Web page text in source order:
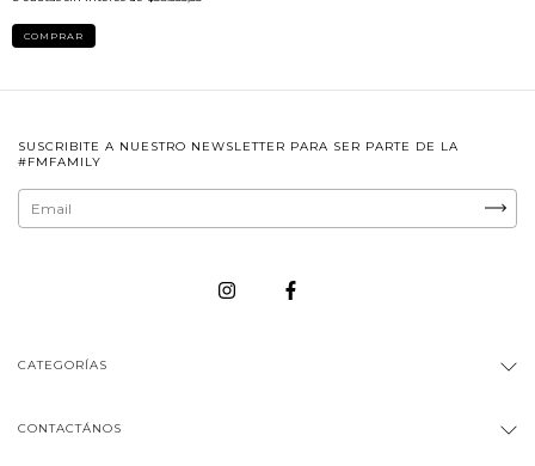
COMPRAR
SUSCRIBITE A NUESTRO NEWSLETTER PARA SER PARTE DE LA
#FMFAMILY
CATEGORÍAS
CONTACTÁNOS